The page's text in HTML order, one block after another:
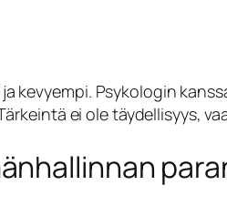
kevyempi. Psykologin
ei ole täydellisyys,